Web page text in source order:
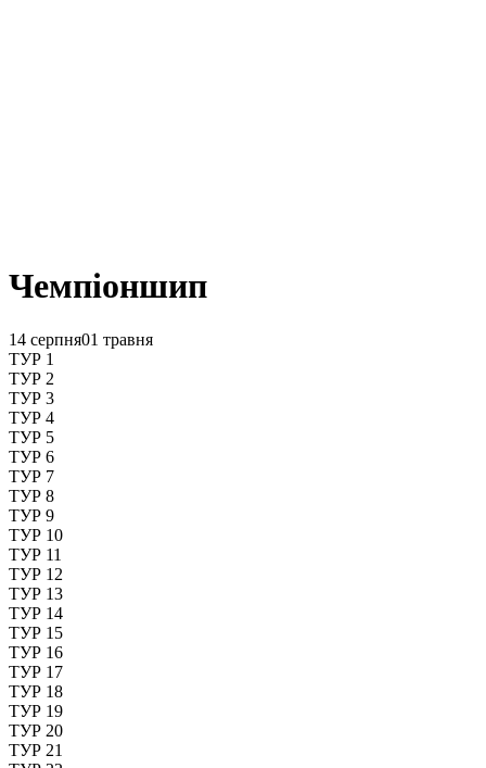
Чемпіоншип
14 серпня01 травня
ТУР 1
ТУР 2
ТУР 3
ТУР 4
ТУР 5
ТУР 6
ТУР 7
ТУР 8
ТУР 9
ТУР 10
ТУР 11
ТУР 12
ТУР 13
ТУР 14
ТУР 15
ТУР 16
ТУР 17
ТУР 18
ТУР 19
ТУР 20
ТУР 21